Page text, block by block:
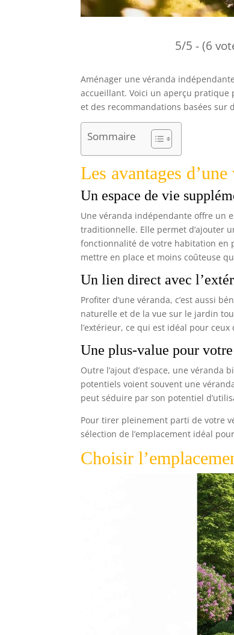
5/5 - (6
Aménager une véranda
accueillant. Voici un aperçu
et des recommandations basées sur
Sommaire
Les avantages
Un espace de vie
Une véranda indépendante offre un
traditionnelle. Elle permet d’ajouter
fonctionnalité de votre habitation en
mettre en place et moins coûteuse
Un lien direct avec
Profiter d’une véranda, c’est aussi
naturelle et de la vue sur le jardin
l’extérieur, ce qui est idéal pour
Une plus-value pour
Outre l’ajout d’espace, une
potentiels voient souvent une
peut séduire par son potentiel
Pour tirer pleinement parti de votre
sélection de l’emplacement idéal
Choisir